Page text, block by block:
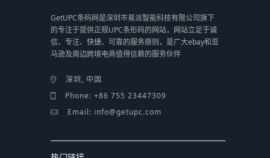
GetUPC条码网是深圳市易派智能科技有限公司旗下
的专注于提供正规UPC条形码的网站，网站立足于诚
信、专注、快捷、可靠的服务原则，是广大ebay和亚
马逊及周边跨境电商值得信赖的服务伙伴
深圳, 中国
Phone: +86 755 23447309
Email: info@getupc.com